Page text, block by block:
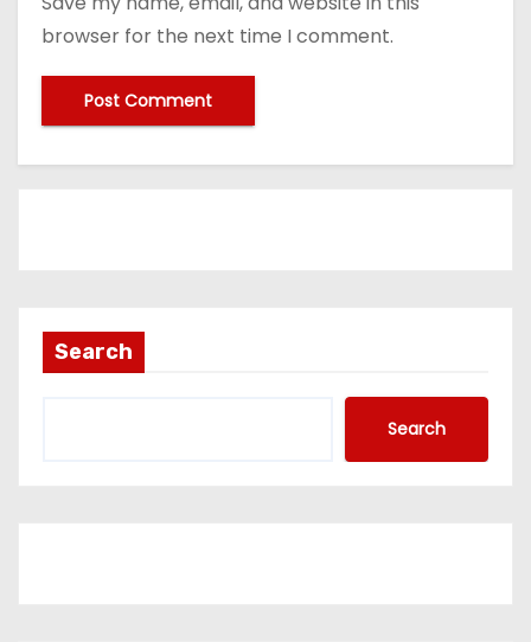
browser for the next time I comment.
Search
Search